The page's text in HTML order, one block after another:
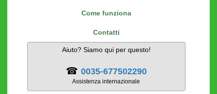
Come funziona
Contatti
Aiuto? Siamo qui per questo!
☎ 0035-677502290
Assistenza internazionale